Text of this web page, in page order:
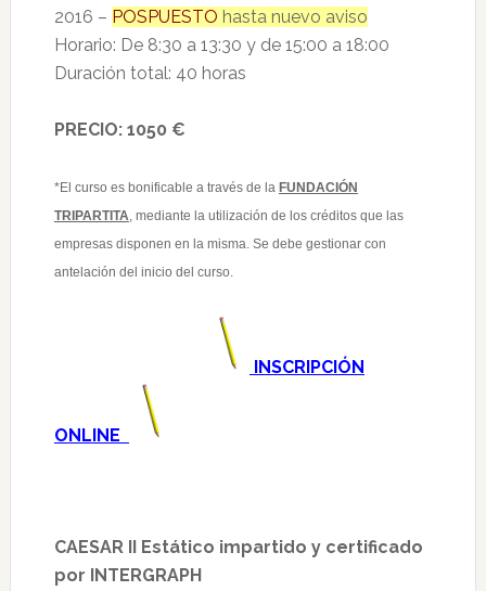
2016 – POSPUESTO hasta nuevo aviso
Horario: De 8:30 a 13:30 y de 15:00 a 18:00
Duración total: 40 horas
PRECIO: 1050 €
*El curso es bonificable a través de la FUNDACIÓN
TRIPARTITA , mediante la utilización de los créditos que las
empresas disponen en la misma. Se debe gestionar con
antelación del inicio del curso.
INSCRIPCIÓN
ONLINE
CAESAR II Estático impartido y certificado
por INTERGRAPH